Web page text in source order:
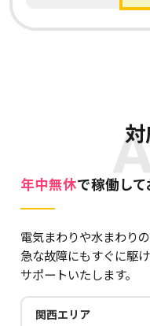
年中無休で稼働し
電気まわりや水まわり
急な故障にもすぐに駆
サポートいたします。
関西エリア